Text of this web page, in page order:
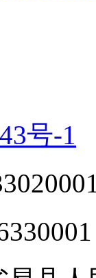
号-1